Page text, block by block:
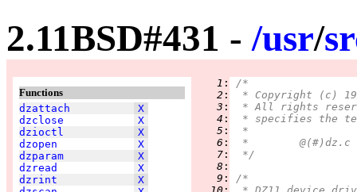
2.11BSD#431 -/usr/
Functions
dzattach
X
dzclose
X
dzioctl
X
dzopen
X
dzparam
X
dzread
X
dzrint
X
   1
:
/*
   2
:
* Copyright (c)
   3
:
* All rights
   4
:
* specifies the
   5
:
*
   6
:
   7
:
*/
   8
:
   9
:
/*